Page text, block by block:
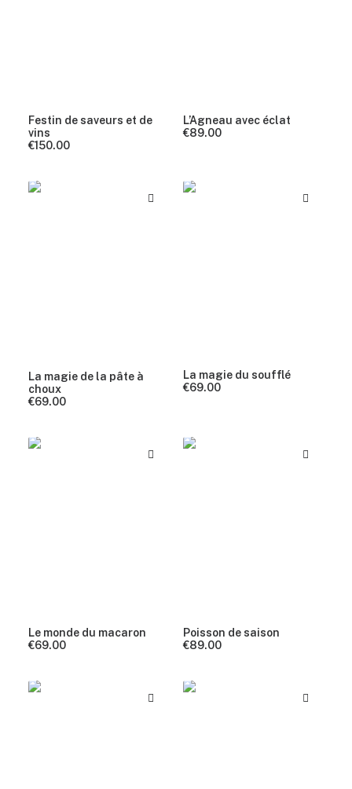
Festin de saveurs et de
vins
€150.00
L’Agneau avec éclat
€89.00
La magie de la pâte à
choux
€69.00
La magie du soufflé
€69.00
Le monde du macaron
€69.00
Poisson de saison
€89.00